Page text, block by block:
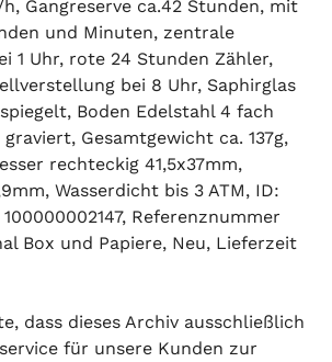
Gangreserve ca.42 Stunden, mit
und Minuten, zentrale
1 Uhr, rote 24 Stunden Zähler,
bei 8 Uhr, Saphirglas
Boden Edelstahl 4 fach
Gesamtgewicht ca. 137g,
rechteckig 41,5x37mm,
Wasserdicht bis 3 ATM, ID:
Referenznummer
Box und Papiere, Neu, Lieferzeit
dass dieses Archiv ausschließlich
für unsere Kunden zur